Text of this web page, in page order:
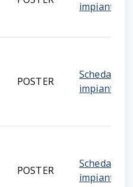
impianto
POSTER
Scheda
impianto
POSTER
Scheda
impianto